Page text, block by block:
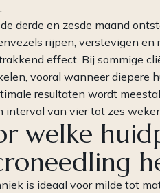
derde en zesde maand
rijpen, verstevigen
effect. Bij sommige
vooral wanneer diepere
resultaten wordt
interval van vier tot zes
welke
is ideaal voor milde tot